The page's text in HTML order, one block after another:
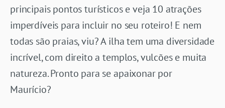
principais pontos turísticos e veja 10 atrações
imperdíveis para incluir no seu roteiro! E nem
todas são praias, viu? A ilha tem uma diversidade
incrível, com direito a templos, vulcões e muita
natureza. Pronto para se apaixonar por
Maurício?